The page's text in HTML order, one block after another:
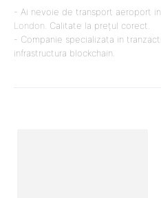
- Ai nevoie de transport aeroport in
London . Calitate la prețul corect.
- Companie specializata in
infrastructura blockchain.